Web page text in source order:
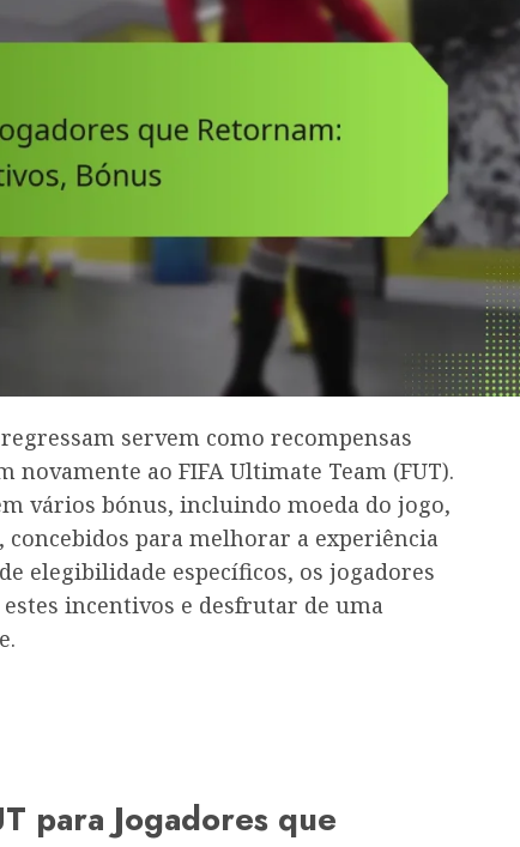
servem como recompensas
ao FIFA Ultimate Team (FUT).
vários bónus, incluindo moeda do jogo,
concebidos para melhorar a experiência
elegibilidade específicos, os jogadores
incentivos e desfrutar de uma
para Jogadores que